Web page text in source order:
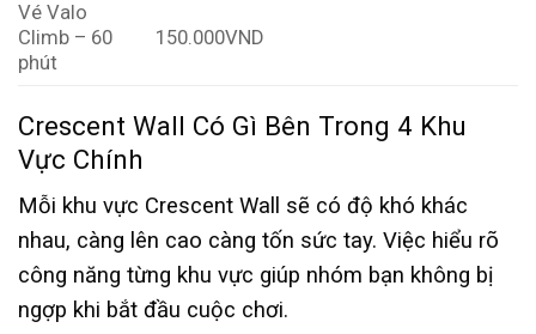
Vé Valo
Climb – 60
phút
150.000VND
Crescent Wall Có Gì Bên Trong 4 Khu
Vực Chính
Mỗi khu vực Crescent Wall sẽ có độ khó khác
nhau, càng lên cao càng tốn sức tay. Việc hiểu rõ
công năng từng khu vực giúp nhóm bạn không bị
ngợp khi bắt đầu cuộc chơi.